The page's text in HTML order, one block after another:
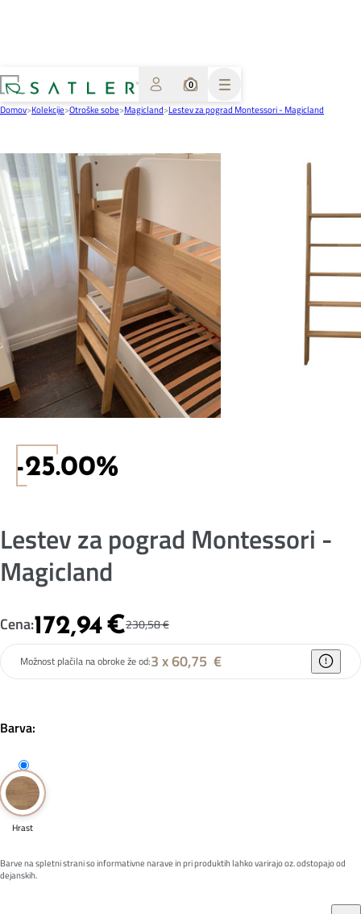
0
Domov>Kolekcije>Otroške sobe>Magicland>Lestev za pograd Montessori - Magicland
-25.00%
Lestev za pograd Montessori -
Magicland
Cena:172,94€230,58€
Možnost plačila na obroke že od:3 x 60,75 €
Barva:
Hrast
Barve na spletni strani so informativne narave in pri produktih lahko varirajo oz. odstopajo od
dejanskih.